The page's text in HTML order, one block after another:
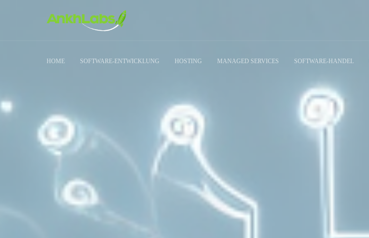
HOME SOFTWARE-ENTWICKLUNG HOSTING MANAGED SERVICES SOFTWARE-HANDEL